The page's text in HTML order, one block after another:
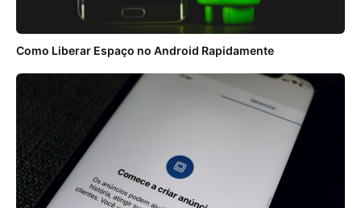
Como Liberar Espaço no Android Rapidamente